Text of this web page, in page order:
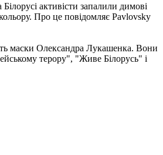
активісти запалили димові
Про це повідомляє Pavlovsky
маски Олександра Лукашенка. Вони
терору", "Живе Білорусь" і